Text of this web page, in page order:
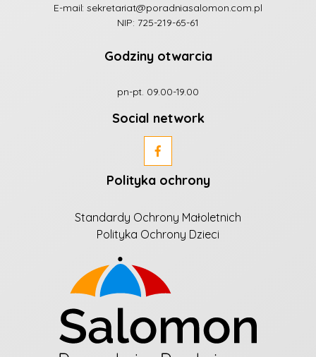
E-mail:sekretariat@poradniasalomon.com.pl
NIP: 725-219-65-61
Godziny otwarcia
pn-pt. 09.00-19.00
Social network
Polityka ochrony
Standardy Ochrony Małoletnich
Polityka Ochrony Dzieci